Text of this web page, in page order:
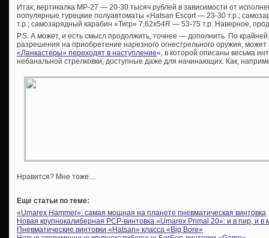
Итак, вертикалка МР-27 — 20-30 тысяч рублей в зависимости от
популярные турецкие полуавтоматы «Hatsan Escort — 23-30 т.р.;
т.р.; самозарядный карабин «Тигр» 7,62х54R — 53-75 т.р. Наверное,
P.S. А может, и есть смысл продолжить, точнее — дополнить. По
разрешения на приобретение нарезного огнестрельного оружия,
«Ланкастеры» переходят в наступление«, в которой описаны весьма
небанальной стрелковки, доступные даже для начинающих. Как,
Нравится? Мне тоже…
Еще статьи по теме:
«Umarex Hammer»: самая мощная на планете пневматическая винтовка
Новая крупнокалиберная PCP-винтовка «Umarex Primal 20»: и в пир, и в
Пневматические винтовки «Hatsan» класса «Big Bore»